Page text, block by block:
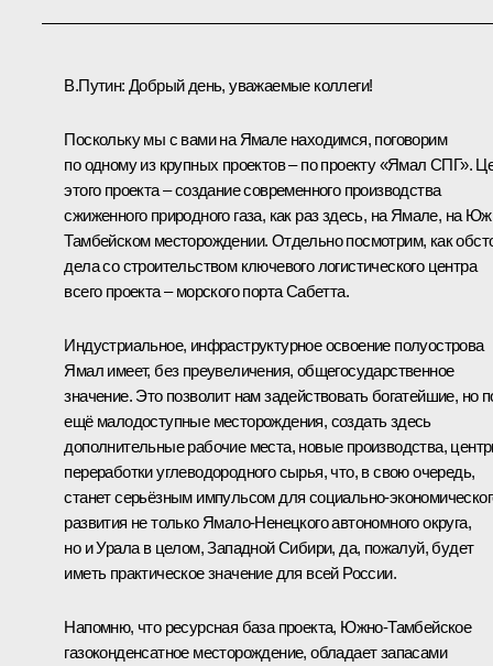
В.Путин: Добрый день, уважаемые коллеги!
Поскольку мы с вами на Ямале находимся, поговорим
по одному из крупных проектов – по проекту «Ямал СПГ».
этого проекта – создание современного производства
сжиженного природного газа, как раз здесь, на Ямале, на
Тамбейском месторождении. Отдельно посмотрим, как
дела со строительством ключевого логистического центра
всего проекта – морского порта Сабетта.
Индустриальное, инфраструктурное освоение полуострова
Ямал имеет, без преувеличения, общегосударственное
значение. Это позволит нам задействовать богатейшие, но
ещё малодоступные месторождения, создать здесь
дополнительные рабочие места, новые производства,
переработки углеводородного сырья, что, в свою очередь,
станет серьёзным импульсом для социально-
развития не только Ямало-Ненецкого автономного округа,
но и Урала в целом, Западной Сибири, да, пожалуй, будет
иметь практическое значение для всей России.
Напомню, что ресурсная база проекта, Южно-Тамбейское
газоконденсатное месторождение, обладает запасами